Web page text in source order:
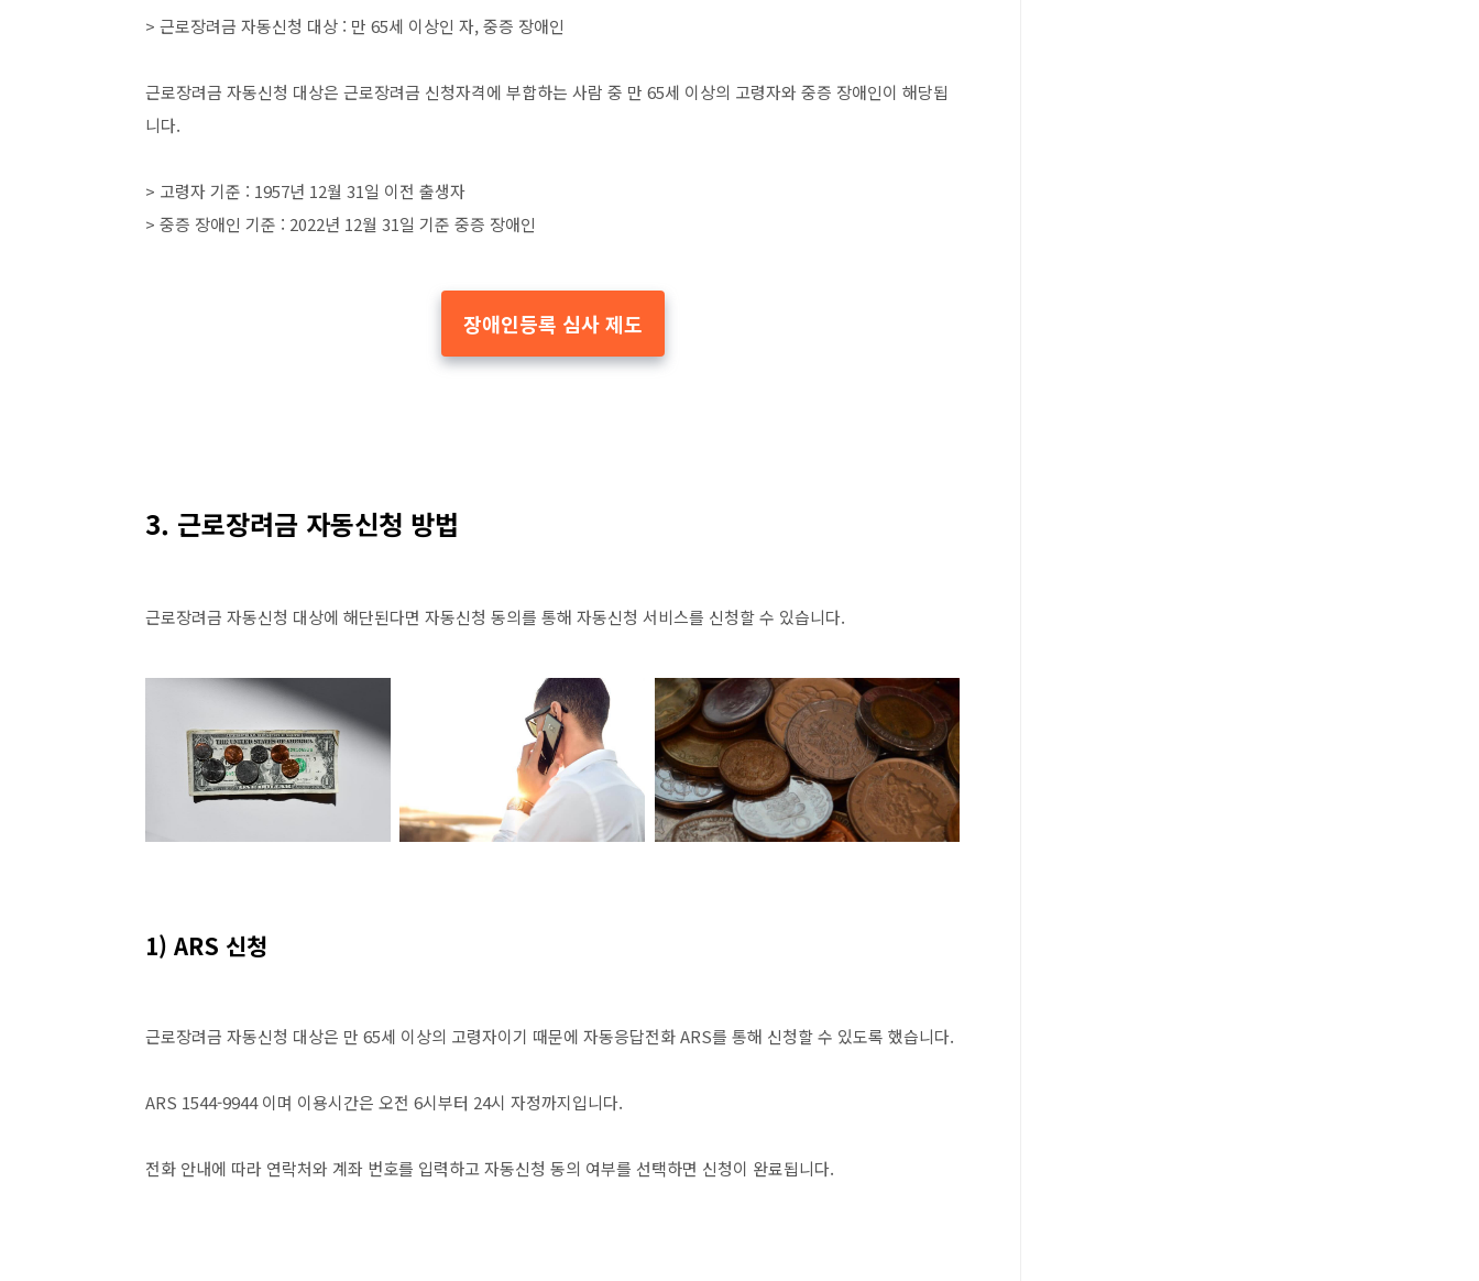
> 근로장려금 자동신청 대상 : 만 65세 이상인 자, 중증 장애인
근로장려금 자동신청 대상은 근로장려금 신청자격에 부합하는 사람 중 만 65세 이상의 고령자와 중증 장애인이 해당됩
니다.
> 고령자 기준 : 1957년 12월 31일 이전 출생자
> 중증 장애인 기준 : 2022년 12월 31일 기준 중증 장애인
장애인등록 심사 제도
3. 근로장려금 자동신청 방법
근로장려금 자동신청 대상에 해단된다면 자동신청 동의를 통해 자동신청 서비스를 신청할 수 있습니다.
1) ARS 신청
근로장려금 자동신청 대상은 만 65세 이상의 고령자이기 때문에 자동응답전화 ARS를 통해 신청할 수 있도록 했습니다.
ARS 1544-9944 이며 이용시간은 오전 6시부터 24시 자정까지입니다.
전화 안내에 따라 연락처와 계좌 번호를 입력하고 자동신청 동의 여부를 선택하면 신청이 완료됩니다.